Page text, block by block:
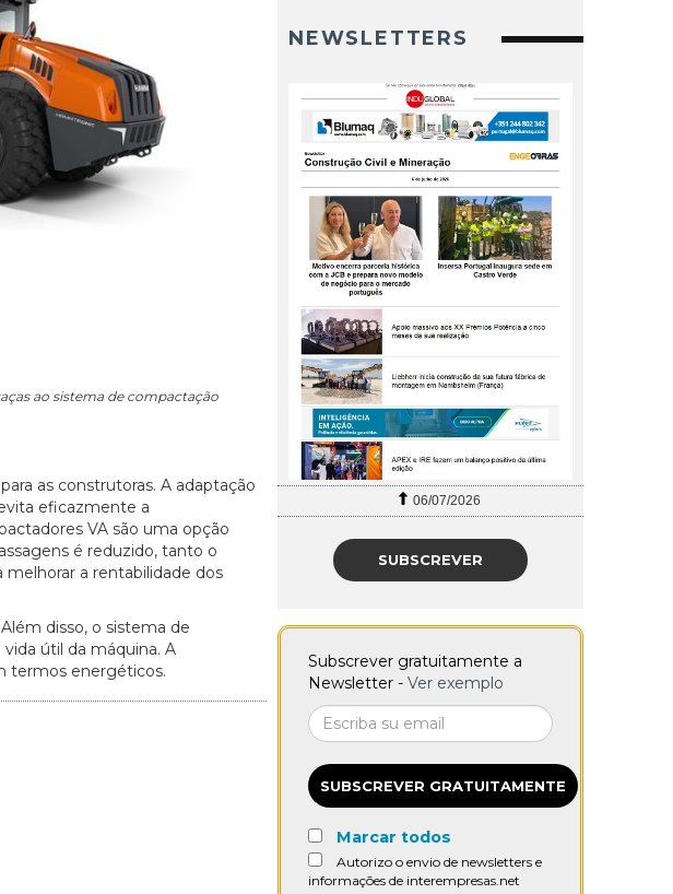
ao sistema de compactação
as construtoras. A adaptação
eficazmente a
VA são uma opção
é reduzido, tanto o
a rentabilidade dos
Além disso, o sistema de
útil da máquina. A
termos energéticos.
NEWSLETTERS
20/07/2026 06/07/2026
SUBSCREVER
Subscrever gratuitamente a
Newsletter - Ver exemplo
SUBSCREVER GRATUITAMENTE
Marcar todos
Autorizo o envio de newsletters e
informações de interempresas.net